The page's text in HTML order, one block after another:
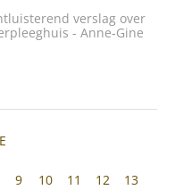
verslag over
- Anne-Gine
9 10 11 12 13